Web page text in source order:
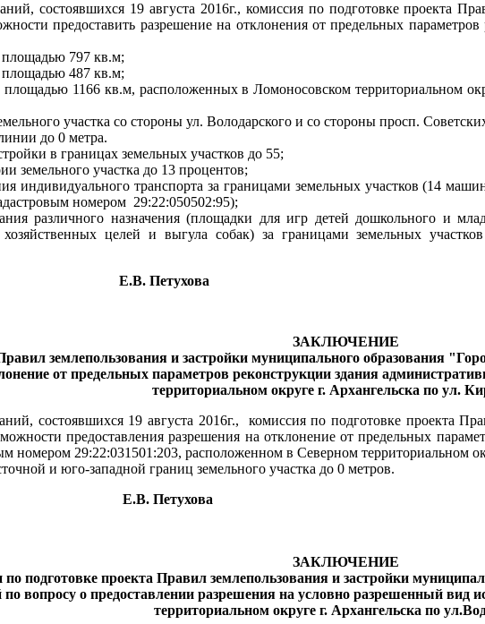
состоявшихся 19 августа 2016г., комиссия по подготовке проекта
предоставить разрешение на отклонения от предельных
площадью 797 кв.м;
площадью 487 кв.м;
1166 кв.м, расположенных в Ломоносовском территориальном
участка со стороны ул. Володарского и со стороны просп.
до 0 метра.
в границах земельных участков до 55;
земельного участка до 13 процентов;
индивидуального транспорта за границами земельных участков (14
номером 29:22:050502:95);
различного назначения (площадки для игр детей дошкольного и
целей и выгула собак) за границами земельных
Е.В. Петухова
ЗАКЛЮЧЕНИЕ
землепользования и застройки муниципального образования
от предельных параметров реконструкции здания
территориальном округе г. Архангельска по ул.
состоявшихся 19 августа 2016г.,
комиссия по подготовке проекта
предоставления разрешения на отклонение от предельных
номером 29:22:031501:203, расположенном в Северном территориальном
и юго-западной границ земельного участка до 0 метров.
Е.В. Петухова
ЗАКЛЮЧЕНИЕ
по подготовке проекта Правил землепользования и застройки
вопросу о предоставлении разрешения на условно разрешенный вид
территориальном округе г. Архангельска по